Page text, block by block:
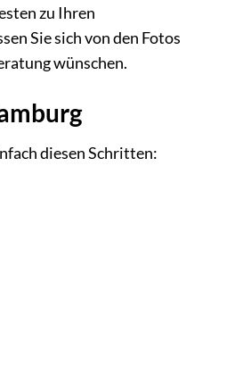
zu Ihren
Sie sich von den Fotos
wünschen.
diesen Schritten: